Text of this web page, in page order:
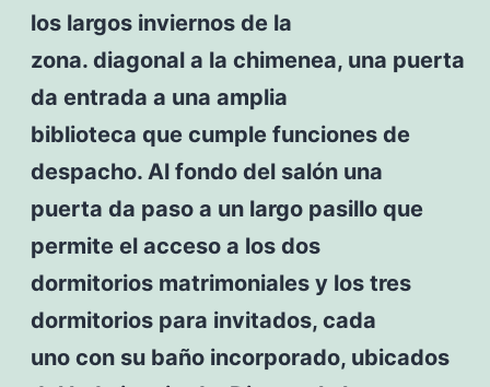
los largos inviernos de la
zona. diagonal a la chimenea, una puerta
da entrada a una amplia
biblioteca que cumple funciones de
despacho. Al fondo del salón una
puerta da paso a un largo pasillo que
permite el acceso a los dos
dormitorios matrimoniales y los tres
dormitorios para invitados, cada
uno con su baño incorporado, ubicados